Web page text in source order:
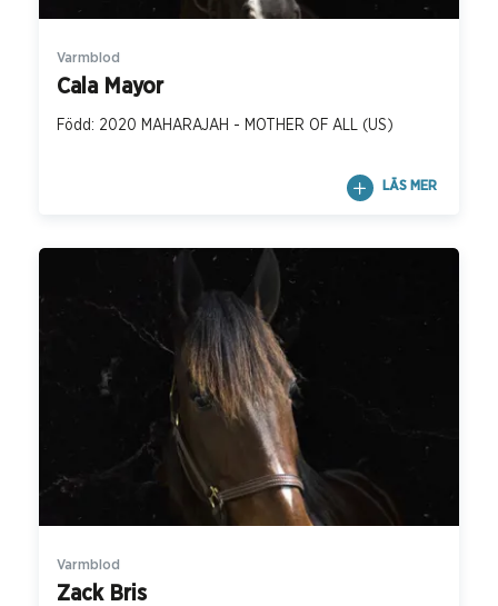
Varmblod
Cala Mayor
Född: 2020 MAHARAJAH - MOTHER OF ALL (US)
LÄS MER
Varmblod
Zack Bris